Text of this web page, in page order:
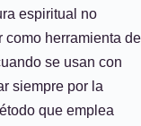
espiritual no
como herramienta de
se usan con
siempre por la
que emplea